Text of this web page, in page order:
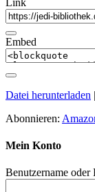
Link
Embed
Datei herunterladen |
Abonnieren:
Mein Konto
Benutzername